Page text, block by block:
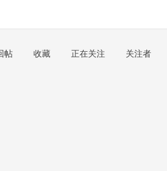
帖 收藏 正在关注 关注者